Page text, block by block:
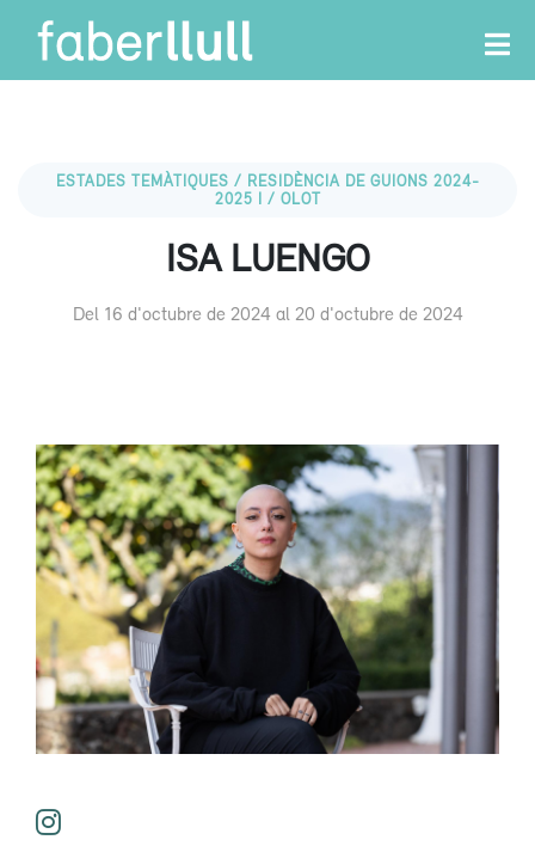
ESTADES TEMÀTIQUES / RESIDÈNCIA DE GUIONS 2024-
2025 I / OLOT
ISA LUENGO
Del 16 d'octubre de 2024 al 20 d'octubre de 2024